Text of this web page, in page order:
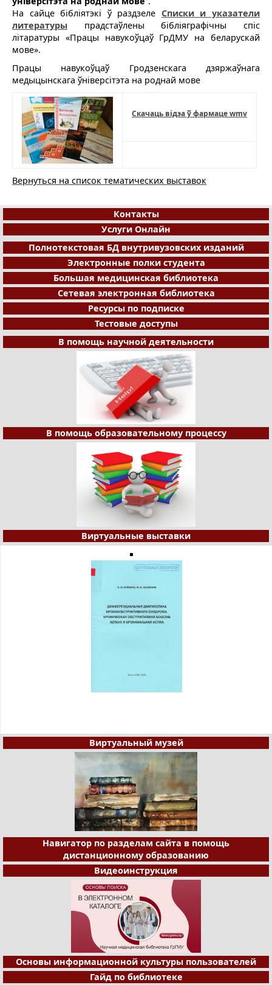
На сайце бібліятэкі ў раздзеле Списки и указатели
литературы прадстаўлены бібліяграфічны спіс
літаратуры «Працы навукоўцаў ГрДМУ на беларускай
мове».
Працы навукоўцаў Гродзенскага дзяржаўнага
медыцынскага ўніверсітэта на роднай мове
Скачаць відэа ў фармаце wmv
Вернуться на список тематических выставок
Контакты
Услуги Онлайн
Полнотекстовая БД внутривузовских изданий
Электронные полки студента
Большая медицинская библиотека
Сетевая электронная библиотека
Ресурсы по подписке
Тестовые доступы
В помощь научной деятельности
В помощь образовательному процессу
Виртуальные выставки
Виртуальный музей
Навигатор по разделам сайта в помощь
дистанционному образованию
Видеоинструкция
Основы информационной культуры пользователей
Гайд по библиотеке